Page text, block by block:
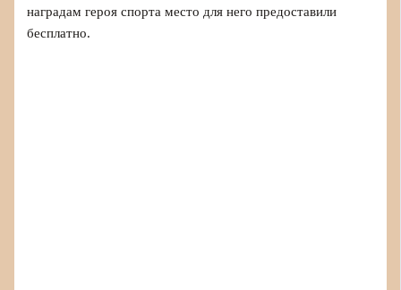
наградам героя спорта место для него предоставили
бесплатно.